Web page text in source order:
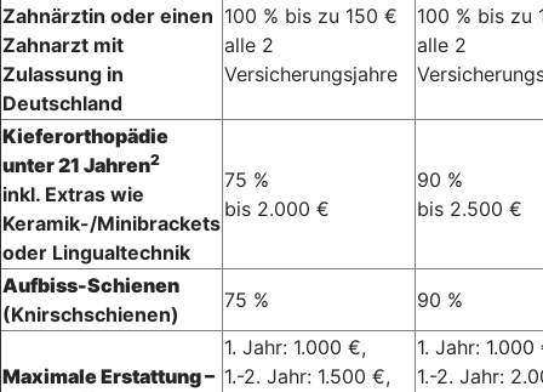
Zahnärztin oder einen
Zahnarzt mit
Zulassung in
Deutschland
100 % bis zu 150 €
alle 2
Versicherungsjahre
100 % bis zu
alle 2
Kieferorthopädie
unter 21 Jahren2
inkl. Extras wie
Keramik-/Minibrackets
oder Lingualtechnik
75 %
bis 2.000 €
90 %
bis 2.500 €
Aufbiss-Schienen
(Knirschschienen)
75 % 90 %
Maximale Erstattung –
1. Jahr: 1.000 €,
1.-2. Jahr: 1.500 €,
1. Jahr: 1.000
1.-2. Jahr: